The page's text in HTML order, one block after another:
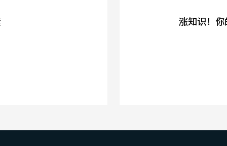
涨知识！